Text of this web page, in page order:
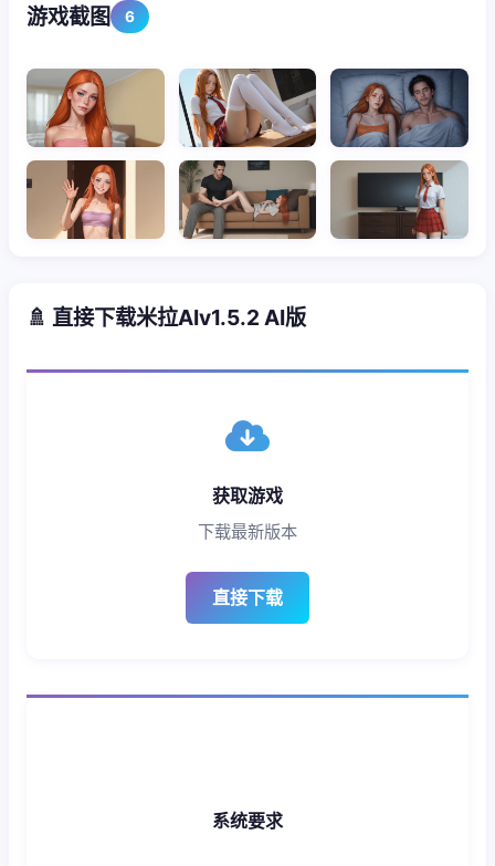
游戏截图 6
🚿 直接下载米拉AIv1.5.2 AI版
获取游戏
下载最新版本
直接下载
系统要求